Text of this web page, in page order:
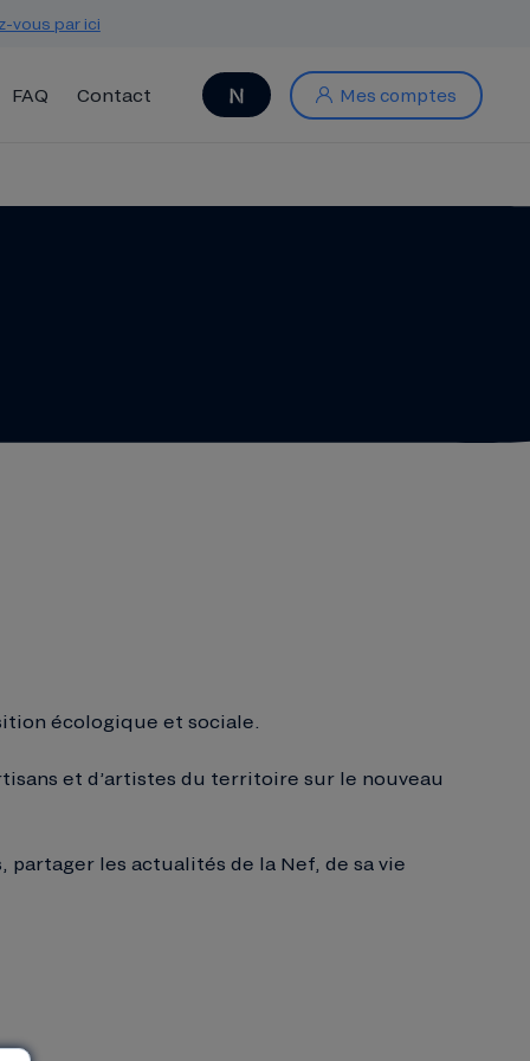
vous par ici
Mes comptes
FAQ Contact
écologique et sociale.
et d’artistes du territoire sur le nouveau
partager les actualités de la Nef, de sa vie